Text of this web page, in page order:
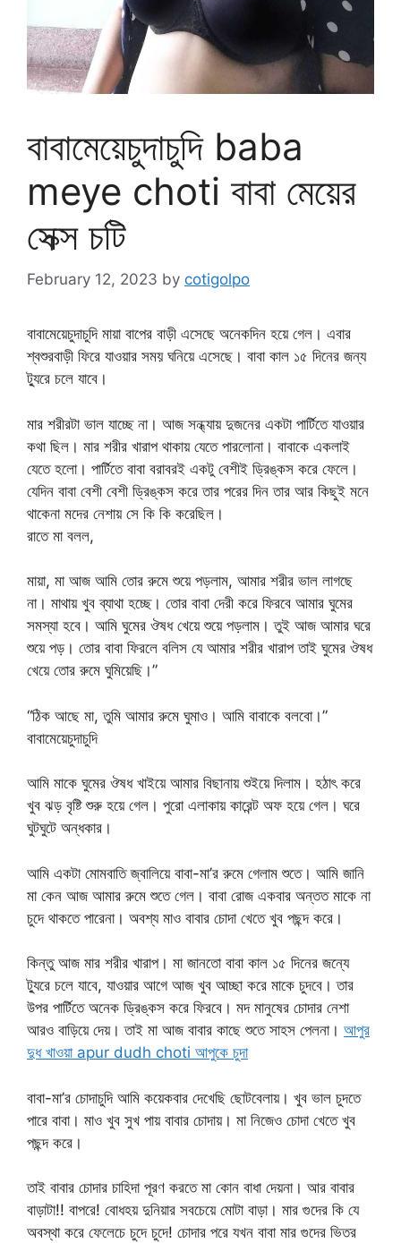
বাবামেয়েচুদাচুদি baba
meye choti বাবা মেয়ের
সেক্স চটি
February 12, 2023 by cotigolpo
বাবামেয়েচুদাচুদি মায়া বাপের বাড়ী এসেছে অনেকদিন হয়ে গেল। এবার
শ্বশুরবাড়ী ফিরে যাওয়ার সময় ঘনিয়ে এসেছে। বাবা কাল ১৫ দিনের জন্য
ট্যুরে চলে যাবে।
মার শরীরটা ভাল যাচ্ছে না। আজ সন্ধ্যায় দুজনের একটা পার্টিতে যাওয়ার
কথা ছিল। মার শরীর খারাপ থাকায় যেতে পারলোনা। বাবাকে একলাই
যেতে হলো। পার্টিতে বাবা বরাবরই একটু বেশীই ড্রিঙ্কস করে ফেলে।
যেদিন বাবা বেশী বেশী ড্রিঙ্কস করে তার পরের দিন তার আর কিছুই মনে
থাকেনা মদের নেশায় সে কি কি করেছিল।
রাতে মা বলল,
মায়া, মা আজ আমি তোর রুমে শুয়ে পড়লাম, আমার শরীর ভাল লাগছে
না। মাথায় খুব ব্যাথা হচ্ছে। তোর বাবা দেরী করে ফিরবে আমার ঘুমের
সমস্যা হবে। আমি ঘুমের ঔষধ খেয়ে শুয়ে পড়লাম। তুই আজ আমার ঘরে
শুয়ে পড়। তোর বাবা ফিরলে বলিস যে আমার শরীর খারাপ তাই ঘুমের ঔষধ
খেয়ে তোর রুমে ঘুমিয়েছি।”
“ঠিক আছে মা, তুমি আমার রুমে ঘুমাও। আমি বাবাকে বলবো।”
বাবামেয়েচুদাচুদি
আমি মাকে ঘুমের ঔষধ খাইয়ে আমার বিছানায় শুইয়ে দিলাম। হঠাৎ করে
খুব ঝড় বৃষ্টি শুরু হয়ে গেল। পুরো এলাকায় কারেন্ট অফ হয়ে গেল। ঘরে
ঘুটঘুটে অন্ধকার।
আমি একটা মোমবাতি জ্বালিয়ে বাবা-মা’র রুমে গেলাম শুতে। আমি জানি
মা কেন আজ আমার রুমে শুতে গেল। বাবা রোজ একবার অন্তত মাকে না
চুদে থাকতে পারেনা। অবশ্য মাও বাবার চোদা খেতে খুব পছন্দ করে।
কিন্তু আজ মার শরীর খারাপ। মা জানতো বাবা কাল ১৫ দিনের জন্যে
ট্যুরে চলে যাবে, যাওয়ার আগে আজ খুব আচ্ছা করে মাকে চুদবে। তার
উপর পার্টিতে অনেক ড্রিঙ্কস করে ফিরবে। মদ মানুষের চোদার নেশা
আরও বাড়িয়ে দেয়। তাই মা আজ বাবার কাছে শুতে সাহস পেলনা। আপুর
দুধ খাওয়া apur dudh choti আপুকে চুদা
বাবা-মা’র চোদাচুদি আমি কয়েকবার দেখেছি ছোটবেলায়। খুব ভাল চুদতে
পারে বাবা। মাও খুব সুখ পায় বাবার চোদায়। মা নিজেও চোদা খেতে খুব
পছন্দ করে।
তাই বাবার চোদার চাহিদা পূরণ করতে মা কোন বাধা দেয়না। আর বাবার
বাড়াটা!! বাপরে! বোধহয় দুনিয়ার সবচেয়ে মোটা বাড়া। মার গুদের কি যে
অবস্থা করে ফেলেচে চুদে চুদে! চোদার পরে যখন বাবা মার গুদের ভিতর